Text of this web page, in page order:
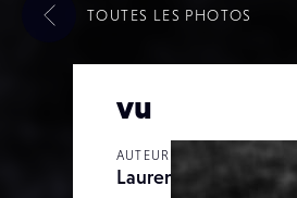
vu
AUTEUR
Laurent Atiapo
TOUTES LES PHOTOS